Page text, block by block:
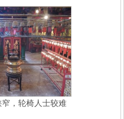
，轮椅人士较难